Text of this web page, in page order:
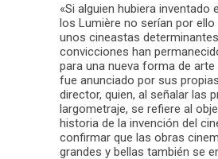
«Si alguien hubiera inventado
los Lumière no serían por
unos cineastas
convicciones han
para una nueva forma de
fue anunciado por sus
director, quien, al señalar las
largometraje, se refiere al
historia de la invención del
confirmar que las obras
grandes y bellas también se